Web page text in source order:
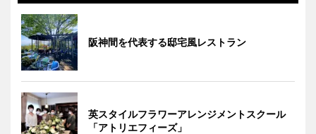
阪神間を代表する邸宅風レストラン
英スタイルフラワーアレンジメントスクール
「アトリエフィーズ」